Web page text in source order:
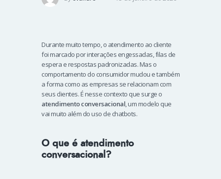
Durante muito tempo, o atendimento ao cliente
foi marcado por interações engessadas, filas de
espera e respostas padronizadas. Mas o
comportamento do consumidor mudou e também
a forma como as empresas se relacionam com
seus clientes. É nesse contexto que surge o
atendimento conversacional, um modelo que
vai muito além do uso de chatbots.
O que é atendimento
conversacional?